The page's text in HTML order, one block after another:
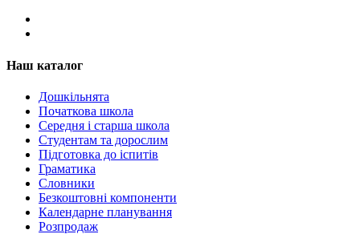
Наш каталог
Дошкільнята
Початкова школа
Середня і старша школа
Студентам та дорослим
Підготовка до іспитів
Граматика
Словники
Безкоштовні компоненти
Календарне планування
Розпродаж